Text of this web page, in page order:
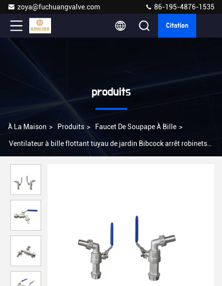
zoya@fuchuangvalve.com 86-195-4876-1535
Citation
produits
À La Maison > Produits > Faucet De Soupape À Bille >
Ventilateur à bille flottant tuyau de jardin Bibcock arrêt robinets